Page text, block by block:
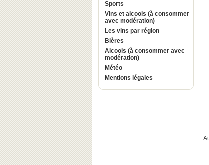
Sports
Vins et alcools (à consommer
avec modération)
Les vins par région
Bières
Alcools (à consommer avec
modération)
Météo
Mentions légales